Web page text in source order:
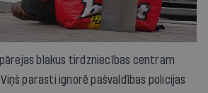
blakus tirdzniecības centram
parasti ignorē pašvaldības policijas